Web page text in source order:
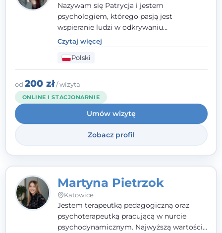
Nazywam się Patrycja i jestem
psychologiem, którego pasją jest
wspieranie ludzi w odkrywaniu
wewnętrznej siły i radzeniu sobie z
codziennymi trudnościami. Pracuję w
nurcie poznawczo-behawioralnym, oferując
indywidualne podejście pełne empatii,
zaufania i wsparcia. Jeśli masz za sobą
trudny czas, jestem tutaj dla Ciebie.
Czytaj więcej
Polski
od 200 zł/ wizyta
ONLINE I STACJONARNIE
Umów wizytę
Zobacz profil
Martyna Pietrzok
Katowice
Jestem terapeutką pedagogiczną oraz
psychoterapeutką pracującą w nurcie
psychodynamicznym. Najwyższą wartością